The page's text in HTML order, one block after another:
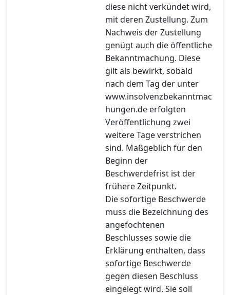
diese nicht verkündet wird,
mit deren Zustellung. Zum
Nachweis der Zustellung
genügt auch die öffentliche
Bekanntmachung. Diese
gilt als bewirkt, sobald
nach dem Tag der unter
www.insolvenzbekanntmac
hungen.de erfolgten
Veröffentlichung zwei
weitere Tage verstrichen
sind. Maßgeblich für den
Beginn der
Beschwerdefrist ist der
frühere Zeitpunkt.
Die sofortige Beschwerde
muss die Bezeichnung des
angefochtenen
Beschlusses sowie die
Erklärung enthalten, dass
sofortige Beschwerde
gegen diesen Beschluss
eingelegt wird. Sie soll